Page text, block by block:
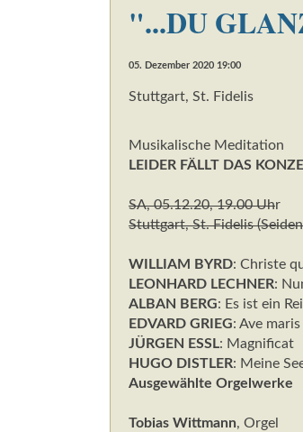
"...DU
05. Dezember 2020 19:00
Stuttgart, St. Fidelis
Musikalische Meditation
LEIDER FÄLLT DAS
SA, 05.12.20, 19.00 Uhr
Stuttgart, St. Fidelis
WILLIAM BYRD: Christe
LEONHARD LECHNER:
ALBAN BERG: Es ist ein
EDVARD GRIEG: Ave
JÜRGEN ESSL: Magnificat
HUGO DISTLER: Meine
Ausgewählte Orgelwerke
Tobias Wittmann, Orgel